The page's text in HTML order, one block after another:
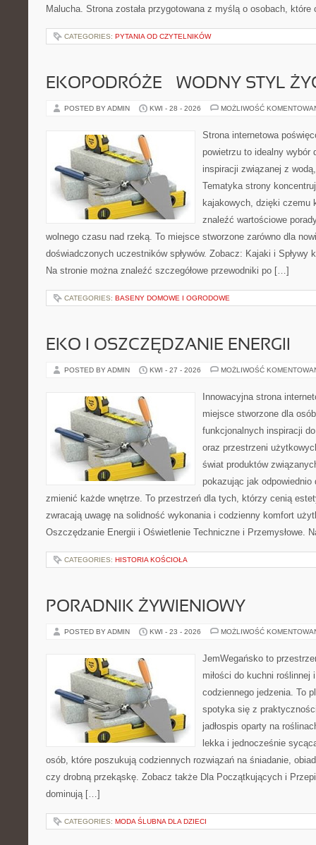
Malucha. Strona została przygotowana z myślą o osobach,
CATEGORIES: PYTANIA OD CZYTELNIKÓW
EKOPODRÓŻE – WODNY STYL
POSTED BY ADMIN KWI - 28 - 2026 MOŻLIWOŚĆ
Strona internetowa
powietrzu to idealny wybór
inspiracji związanej z
Tematyka strony
kajakowych, dzięki czemu
znaleźć wartościowe
wolnego czasu nad rzeką. To miejsce stworzone zarówno dla
doświadczonych uczestników spływów. Zobacz: Kajaki i Spływy
Na stronie można znaleźć szczegółowe przewodniki po […]
CATEGORIES: BASENY DOMOWE I OGRODOWE
EKO I OSZCZĘDZANIE ENERGII
POSTED BY ADMIN KWI - 27 - 2026 MOŻLIWOŚĆ
Innowacyjna strona
miejsce stworzone dla
funkcjonalnych inspiracji
oraz przestrzeni
świat produktów
pokazując jak odpowiednio
zmienić każde wnętrze. To przestrzeń dla tych, którzy cenią
zwracają uwagę na solidność wykonania i codzienny komfort
Oszczędzanie Energii i Oświetlenie Techniczne i Przemysłowe.
CATEGORIES: HISTORIA KOŚCIOŁA
PORADNIK ŻYWIENIOWY
POSTED BY ADMIN KWI - 23 - 2026 MOŻLIWOŚĆ
JemWegańsko to
miłości do kuchni roślinnej
codziennego jedzenia. To
spotyka się z
jadłospis oparty na
lekka i jednocześnie
osób, które poszukują codziennych rozwiązań na śniadanie,
czy drobną przekąskę. Zobacz także Dla Początkujących i
dominują […]
CATEGORIES: MODA ŚLUBNA DLA DZIECI